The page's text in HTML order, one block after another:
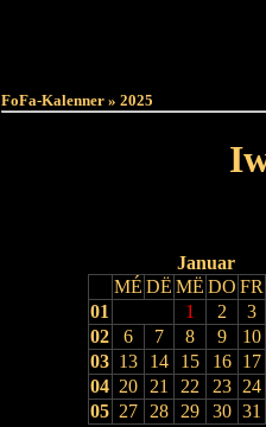
FoFa-Kalenner » 2025
Januar
MÉ DË MË DO FR
01
1 2
3
02
6 7 8 9
10
03 13 14 15 16
17
04 20 21 22 23
24
05 27 28 29 30 31